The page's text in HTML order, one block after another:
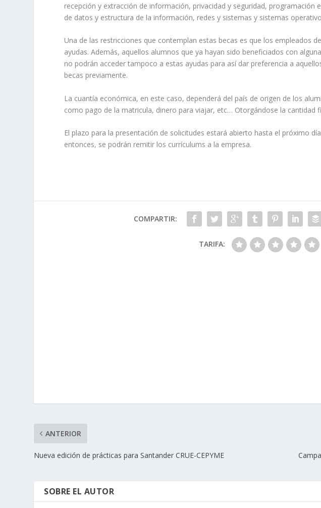
recepción y extracción de información, privacidad y seguridad, programación
de datos y estructura de la información, redes y sistemas y sistemas
Una de las restricciones que contemplan estas becas es que los empleados
ayudas. Además, aquellos alumnos que ya hayan sido beneficiados con
no podrán acceder tampoco a estas ayudas para así dar preferencia a
becas previamente.
La cuantía económica, en este caso, dependerá del país de origen de los
como pago de la matricula, dinero para viajar, etc… Otorgándose la cantidad
El plazo para la presentación de solicitudes estará abierto hasta el próximo
entonces, se podrán remitir los currículums a la empresa.
COMPARTIR:
TARIFA:
ANTERIOR
Nueva edición de prácticas para Santander CRUE-CEPYME
SOBRE EL AUTOR